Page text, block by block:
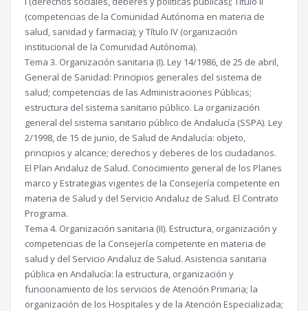
(competencias de la Comunidad Autónoma en materia de
salud, sanidad y farmacia); y Título IV (organización
institucional de la Comunidad Autónoma).
Tema 3. Organización sanitaria (I). Ley 14/1986, de 25 de abril,
General de Sanidad: Principios generales del sistema de
salud; competencias de las Administraciones Públicas;
estructura del sistema sanitario público. La organización
general del sistema sanitario público de Andalucía (SSPA). Ley
2/1998, de 15 de junio, de Salud de Andalucía: objeto,
principios y alcance; derechos y deberes de los ciudadanos.
El Plan Andaluz de Salud. Conocimiento general de los Planes
marco y Estrategias vigentes de la Consejería competente en
materia de Salud y del Servicio Andaluz de Salud. El Contrato
Programa.
Tema 4. Organización sanitaria (II). Estructura, organización y
competencias de la Consejería competente en materia de
salud y del Servicio Andaluz de Salud. Asistencia sanitaria
pública en Andalucía: la estructura, organización y
funcionamiento de los servicios de Atención Primaria; la
organización de los Hospitales y de la Atención Especializada;